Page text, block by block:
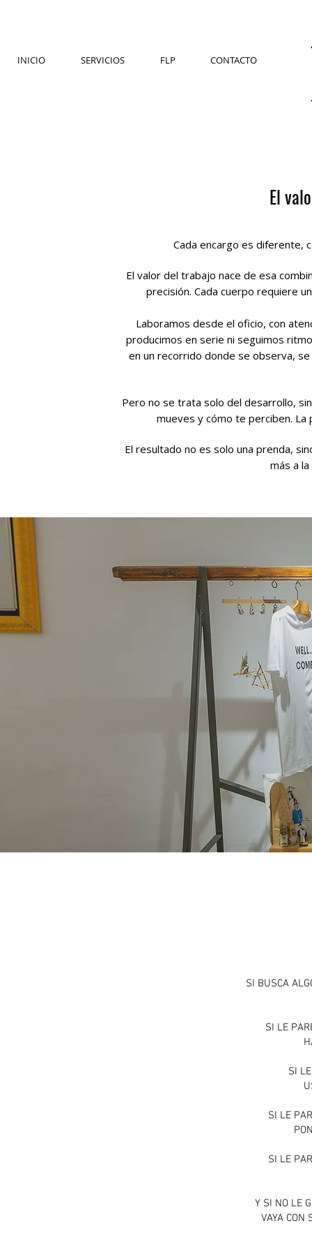
INICIO SERVICIOS FLP CONTACTO
El
Cada encargo es diferente,
El valor del trabajo nace de esa
precisión. Cada cuerpo requiere
Laboramos desde el oficio, con
producimos en serie ni seguimos
en un recorrido donde se observa,
Pero no se trata solo del desarrollo,
mueves y cómo te perciben.
El resultado no es solo una prenda,
más a
SI BUSCA
SI LE
SI
SI LE
SI LE
Y SI NO LE
VAYA CON